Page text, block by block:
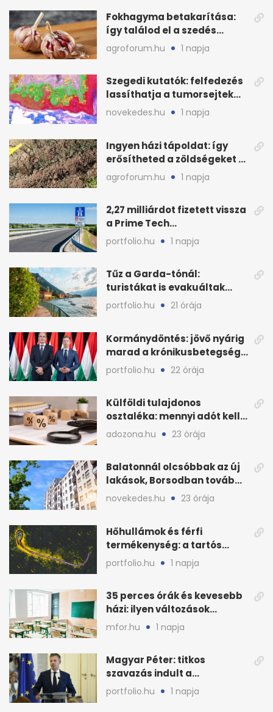
Fokhagyma betakarítása:
így találod el a szedés
legjobb időpontját
agroforum.hu 1 napja
Szegedi kutatók: felfedezés
lassíthatja a tumorsejtek
terjedését
novekedes.hu 1 napja
Ingyen házi tápoldat: így
erősítheted a zöldségeket a
hőhullám után
agroforum.hu 1 napja
2,27 milliárdot fizetett vissza
a Prime Tech
Magántőkealap az
államnak
portfolio.hu 1 napja
Tűz a Garda-tónál:
turistákat is evakuáltak
Tignale térségéből
portfolio.hu 21 órája
Kormánydöntés: jövő nyárig
marad a krónikusbetegség-
menedzsment
portfolio.hu 22 órája
Külföldi tulajdonos
osztaléka: mennyi adót kell
levonni 2026-ban?
adozona.hu 23 órája
Balatonnál olcsóbbak az új
lakások, Borsodban tovább
drágulnak
novekedes.hu 23 órája
Hőhullámok és férfi
termékenység: a tartós
hőstressz kimutathatóan
ront
portfolio.hu 1 napja
35 perces órák és kevesebb
házi: ilyen változások
jöhetnek az iskolákban
mfor.hu 1 napja
Magyar Péter: titkos
szavazás indult a
köztársasági elnökjelöltről
portfolio.hu 1 napja